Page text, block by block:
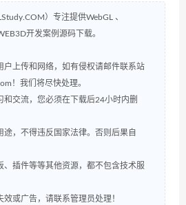
）专注提供WebGL 、
开发案例源码下载。
户上传和网络，如有侵权请邮件联系站
！我们将尽快处理。
和交流，您必须在下载后24小时内删
途，不得违反国家法律。否则后果自
、插件等等其他资源，都不包含技术服
或广告，请联系管理员处理！